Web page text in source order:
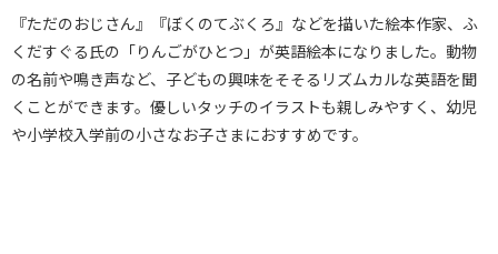
『ただのおじさん』『ぼくのてぶくろ』などを描いた絵本作家、ふ
くだすぐる氏の「りんごがひとつ」が英語絵本になりました。動物
の名前や鳴き声など、子どもの興味をそそるリズムカルな英語を聞
くことができます。優しいタッチのイラストも親しみやすく、幼児
や小学校入学前の小さなお子さまにおすすめです。